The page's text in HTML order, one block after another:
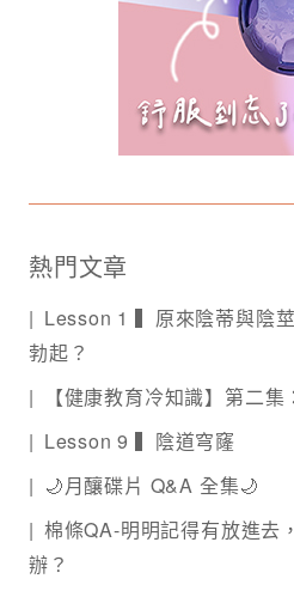
熱門文章
Lesson 1 ▍原來陰蒂與陰
勃起？
【健康教育冷知識】第二
Lesson 9 ▍陰道穹窿
🌙月釀碟片 Q&A 全集🌙
棉條QA-明明記得有放進去
辦？